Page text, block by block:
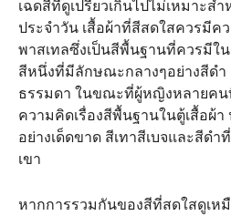
เฉดสีที่ดูเปรี้ยวเกินไปไม่เหมาะส
ประจำวัน เสื้อผ้าที่สีสดใสควรมีค
พาสเทลซึ่งเป็นสีพื้นฐานที่ควรมีใ
สีหนึ่งที่มีลักษณะ​กลางๆอย่างสีด
ธรรมดา ในขณะที่ผู้หญิงหลายคน
ความคิดเรื่องสีพื้นฐานในตู้เสื้อผ้
อย่างเด็ดขาด​ สีเทาสีเบจและสีด
เขา
หากการรวมกันของสีที่สดใสดูเห